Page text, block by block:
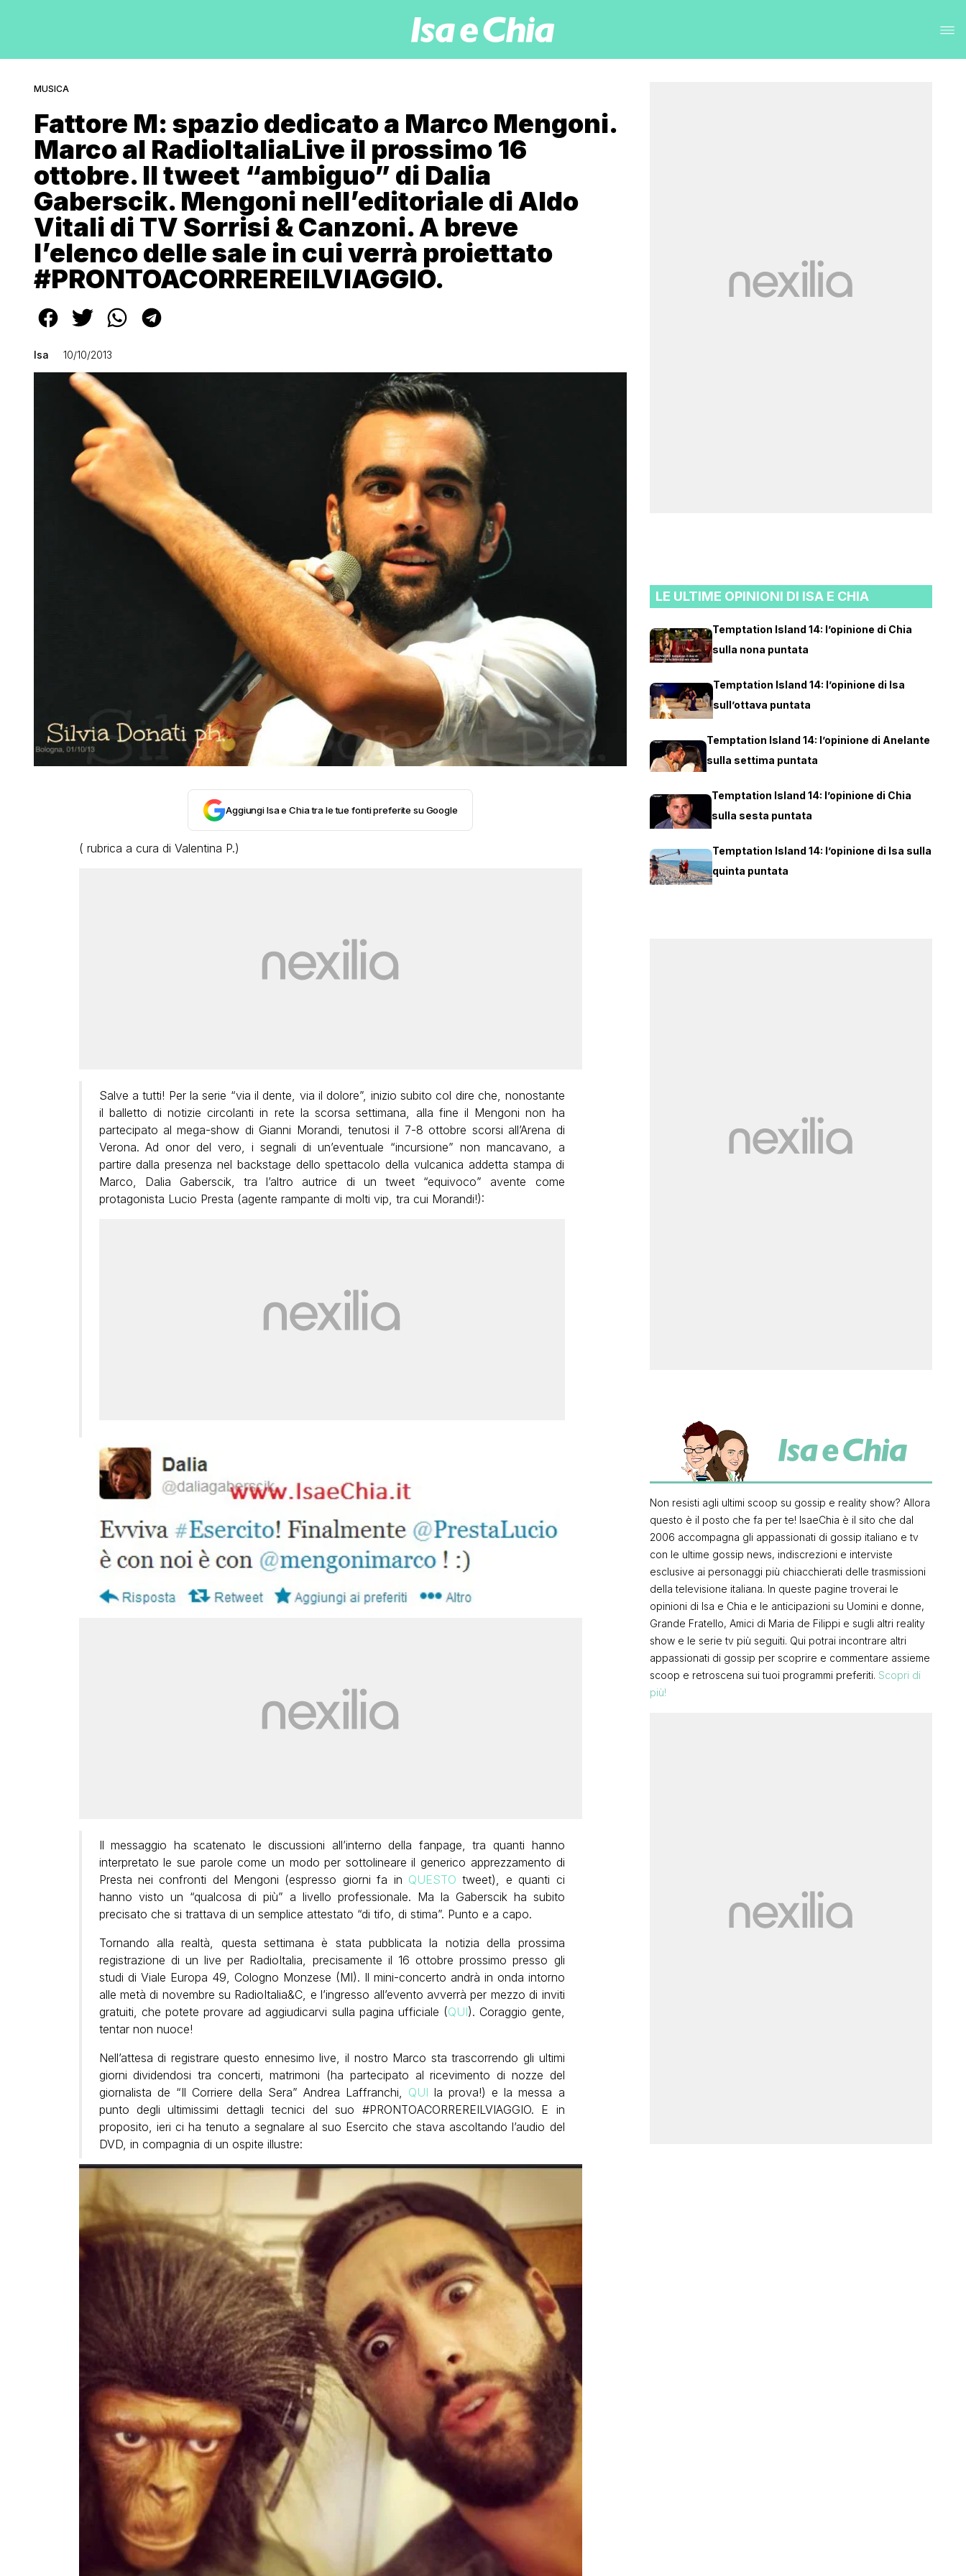
MUSICA
Fattore M: spazio dedicato a Marco Mengoni.
Marco al RadioItaliaLive il prossimo 16
ottobre. Il tweet “ambiguo” di Dalia
Gaberscik. Mengoni nell’editoriale di Aldo
Vitali di TV Sorrisi & Canzoni. A breve
l’elenco delle sale in cui verrà proiettato
#PRONTOACORREREILVIAGGIO.
Isa 10/10/2013
Aggiungi Isa e Chia tra le tue fonti preferite su Google
( rubrica a cura di Valentina P.)
Salve a tutti! Per la serie “via il dente, via il dolore”, inizio subito col dire che, nonostante
il balletto di notizie circolanti in rete la scorsa settimana, alla fine il Mengoni non ha
partecipato al mega-show di Gianni Morandi, tenutosi il 7-8 ottobre scorsi all’Arena di
Verona. Ad onor del vero, i segnali di un’eventuale “incursione” non mancavano, a
partire dalla presenza nel backstage dello spettacolo della vulcanica addetta stampa di
Marco, Dalia Gaberscik, tra l’altro autrice di un tweet “equivoco” avente come
protagonista Lucio Presta (agente rampante di molti vip, tra cui Morandi!):
Il messaggio ha scatenato le discussioni all’interno della fanpage, tra quanti hanno
interpretato le sue parole come un modo per sottolineare il generico apprezzamento di
Presta nei confronti del Mengoni (espresso giorni fa in QUESTOtweet), e quanti ci
hanno visto un “qualcosa di più” a livello professionale. Ma la Gaberscik ha subito
precisato che si trattava di un semplice attestato “di tifo, di stima”. Punto e a capo.
Tornando alla realtà, questa settimana è stata pubblicata la notizia della prossima
registrazione di un live per RadioItalia, precisamente il 16 ottobre prossimo presso gli
studi di Viale Europa 49, Cologno Monzese (MI). Il mini-concerto andrà in onda intorno
alle metà di novembre su RadioItalia&C, e l’ingresso all’evento avverrà per mezzo di inviti
gratuiti, che potete provare ad aggiudicarvi sulla pagina ufficiale (QUI). Coraggio gente,
tentar non nuoce!
Nell’attesa di registrare questo ennesimo live, il nostro Marco sta trascorrendo gli ultimi
giorni dividendosi tra concerti, matrimoni (ha partecipato al ricevimento di nozze del
giornalista de “Il Corriere della Sera” Andrea Laffranchi, QUI la prova!) e la messa a
punto degli ultimissimi dettagli tecnici del suo #PRONTOACORREREILVIAGGIO. E in
proposito, ieri ci ha tenuto a segnalare al suo Esercito che stava ascoltando l’audio del
DVD, in compagnia di un ospite illustre:
LE ULTIME OPINIONI DI ISA E CHIA
Temptation Island 14: l’opinione di Chia
sulla nona puntata
Temptation Island 14: l’opinione di Isa
sull’ottava puntata
Temptation Island 14: l’opinione di Anelante
sulla settima puntata
Temptation Island 14: l’opinione di Chia
sulla sesta puntata
Temptation Island 14: l’opinione di Isa sulla
quinta puntata
Non resisti agli ultimi scoop su gossip e reality show? Allora
questo è il posto che fa per te! IsaeChia è il sito che dal
2006 accompagna gli appassionati di gossip italiano e tv
con le ultime gossip news, indiscrezioni e interviste
esclusive ai personaggi più chiacchierati delle trasmissioni
della televisione italiana. In queste pagine troverai le
opinioni di Isa e Chia e le anticipazioni su Uomini e donne,
Grande Fratello, Amici di Maria de Filippi e sugli altri reality
show e le serie tv più seguiti. Qui potrai incontrare altri
appassionati di gossip per scoprire e commentare assieme
scoop e retroscena sui tuoi programmi preferiti. Scopri di
più!